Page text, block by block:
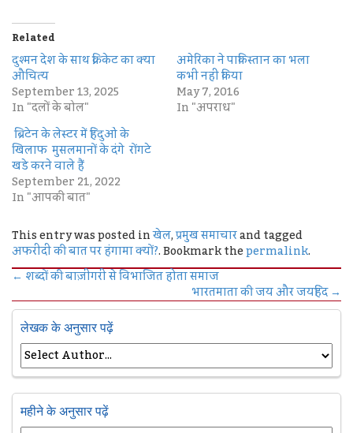
Related
दुश्मन देश के साथ क्रिकेट का क्या
औचित्य
September 13, 2025
In "दलों के बोल"
अमेरिका ने पाकिस्तान का भला
कभी नहीं किया
May 7, 2016
In "अपराध"
ब्रिटेन के लेस्टर में हिंदुओं के
खिलाफ मुसलमानों के दंगे रोंगटे
खडे करने वाले हैं
September 21, 2022
In "आपकी बात"
This entry was posted inखेल,प्रमुख समाचारand tagged
अफरीदी की बात पर हंगामा क्यों?. Bookmark thepermalink.
←शब्दों की बाज़ीगरी से विभाजित होता समाज
भारतमाता की जय और जयहिंद→
लेखक के अनुसार पढ़ें
महीने के अनुसार पढ़ें